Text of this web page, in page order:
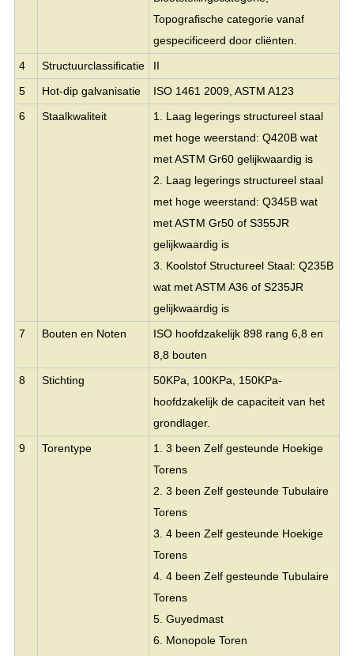
Topografische categorie vanaf
gespecificeerd door cliënten.
4
Structuurclassificatie
II
5
Hot-dip galvanisatie
ISO 1461 2009, ASTM A123
6
Staalkwaliteit
1. Laag legerings structureel staal
met hoge weerstand: Q420B wat
met ASTM Gr60 gelijkwaardig is
2. Laag legerings structureel staal
met hoge weerstand: Q345B wat
met ASTM Gr50 of S355JR
gelijkwaardig is
3. Koolstof Structureel Staal: Q235B
wat met ASTM A36 of S235JR
gelijkwaardig is
7
Bouten en Noten
ISO hoofdzakelijk 898 rang 6,8 en
8,8 bouten
8
Stichting
50KPa, 100KPa, 150KPa-
hoofdzakelijk de capaciteit van het
grondlager.
9
Torentype
1. 3 been Zelf gesteunde Hoekige
Torens
2. 3 been Zelf gesteunde Tubulaire
Torens
3. 4 been Zelf gesteunde Hoekige
Torens
4. 4 been Zelf gesteunde Tubulaire
Torens
5. Guyedmast
6. Monopole Toren